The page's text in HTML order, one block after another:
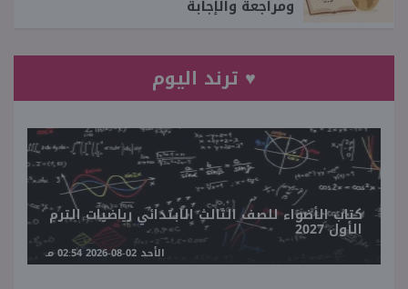
ومراجعة والإجابة
♥ ترند اليوم
كتاب الأضواء للصف الثالث الابتدائي رياضيات الترم
الأول 2027
الأحد 02-08-2026 02:54 مـ